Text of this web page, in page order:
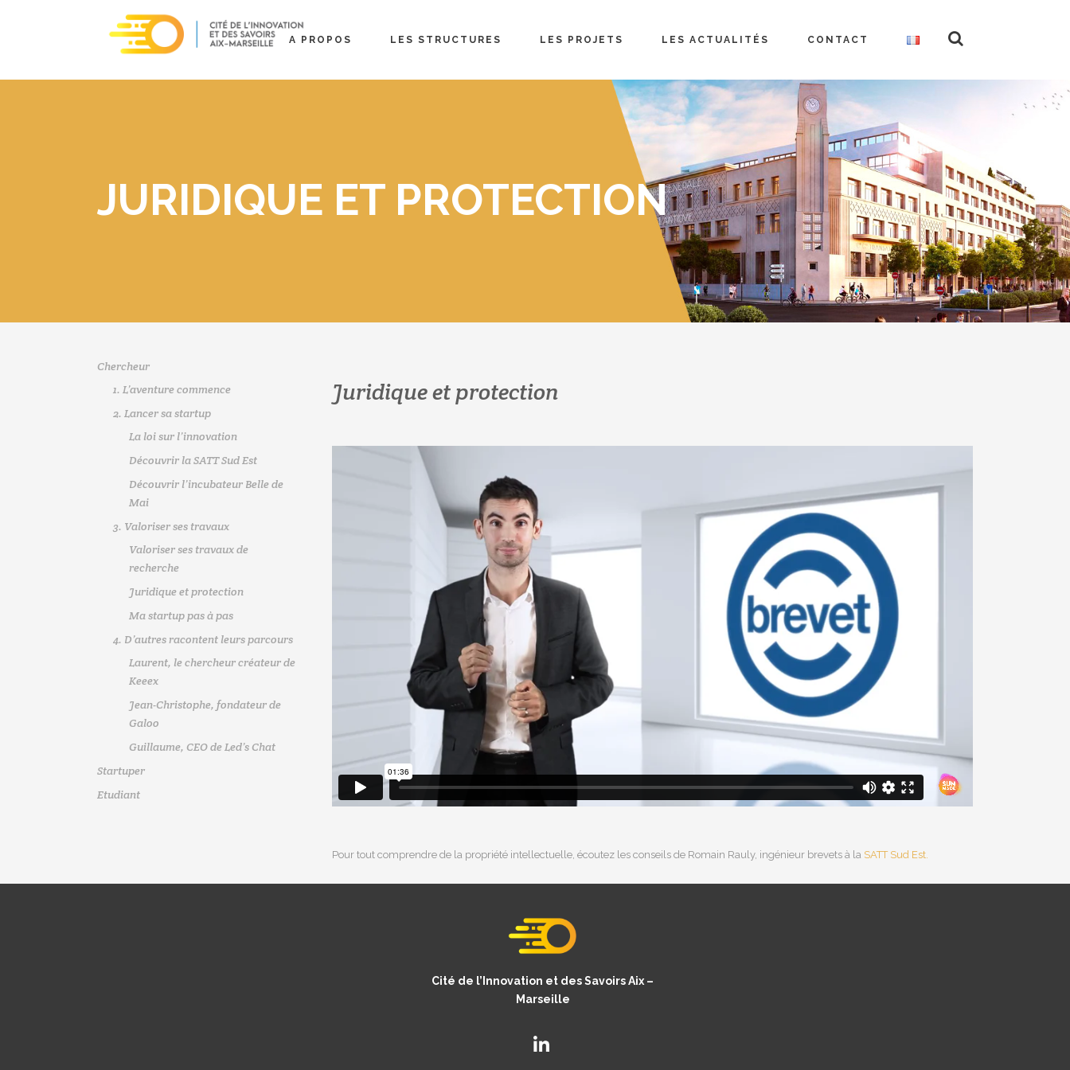
A PROPOS LES STRUCTURES LES PROJETS LES ACTUALITÉS CONTACT
JURIDIQUE ET PROTECTION
Chercheur
1. L’aventure commence
2. Lancer sa startup
La loi sur l’innovation
Découvrir la SATT Sud Est
Découvrir l’incubateur Belle de
Mai
3. Valoriser ses travaux
Valoriser ses travaux de
recherche
Juridique et protection
Ma startup pas à pas
4. D’autres racontent leurs parcours
Laurent, le chercheur créateur de
Keeex
Jean-Christophe, fondateur de
Galoo
Guillaume, CEO de Led’s Chat
Startuper
Etudiant
Juridique et protection
Pour tout comprendre de la propriété intellectuelle, écoutez les conseils de Romain Rauly, ingénieur brevets à la SATT Sud Est.
Cité de l’Innovation et des Savoirs Aix –
Marseille